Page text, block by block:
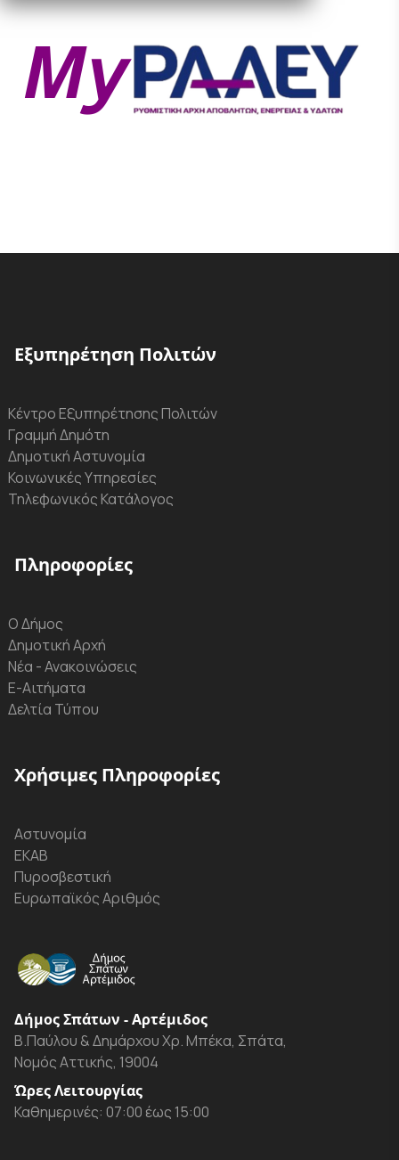
Εξυπηρέτηση Πολιτών
Κέντρο Εξυπηρέτησης Πολιτών
Γραμμή Δημότη
Δημοτική Αστυνομία
Κοινωνικές Υπηρεσίες
Τηλεφωνικός Κατάλογος
Πληροφορίες
Ο Δήμος
Δημοτική Αρχή
Νέα - Ανακοινώσεις
Ε-Αιτήματα
Δελτία Τύπου
Χρήσιμες Πληροφορίες
Αστυνομία
ΕΚΑΒ
Πυροσβεστική
Ευρωπαϊκός Αριθμός
Δήμος Σπάτων - Αρτέμιδος
Β.Παύλου & Δημάρχου Χρ. Μπέκα, Σπάτα,
Νομός Αττικής, 19004
Ώρες Λειτουργίας
Καθημερινές: 07:00 έως 15:00